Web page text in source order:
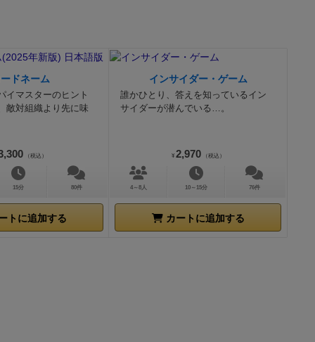
ードネーム
イマスターのヒント
敵対組織より先に味
（税込）
15分 80件
トに追加する
インサイダー・ゲーム
誰かひとり、答えを知っているイン
サイダーが潜んでいる…。
¥ 2,970 （税込）
4～8人 10～15分 76件
カートに追加する